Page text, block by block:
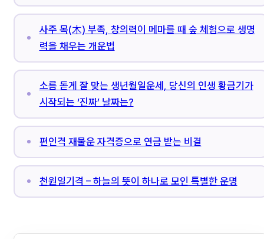
사주 목(木) 부족, 창의력이 메마를 때 숲 체험으로 생명
력을 채우는 개운법
소름 돋게 잘 맞는 생년월일운세, 당신의 인생 황금기가
시작되는 ‘진짜’ 날짜는?
편인격 재물운 자격증으로 연금 받는 비결
천원일기격 – 하늘의 뜻이 하나로 모인 특별한 운명